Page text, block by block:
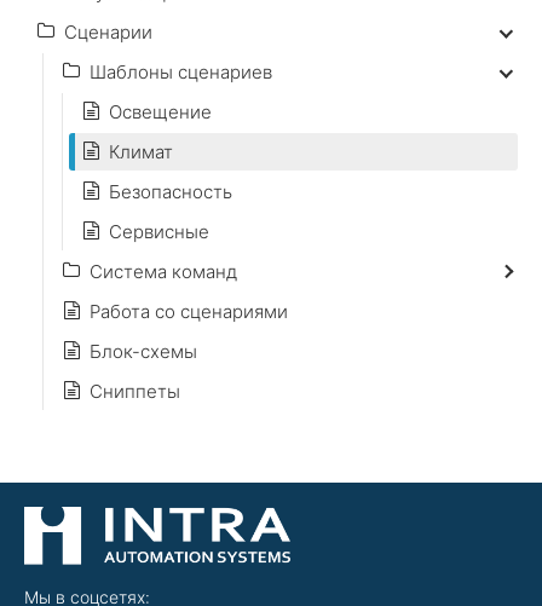
Сценарии
Шаблоны сценариев
Освещение
Климат
Безопасность
Сервисные
Система команд
Работа со сценариями
Блок-схемы
Сниппеты
Мы в соцсетях: